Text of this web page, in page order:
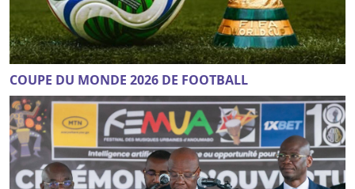
COUPE DU MONDE 2026 DE FOOTBALL